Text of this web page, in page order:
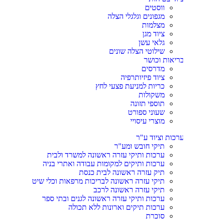
מגפונים וגלגלי הצלה
גלאי עשן
שילוטי הצלה שונים
וכושר
ציוד פיזיותרפיה
כריות למניעת פצעי לחץ
משקולות
תוספי תזונה
שעוני ספורט
מוצרי עיסויי
וציוד ע"ר
תיקי חובש ומע"ר
ערכות ותיקי עזרה ראשונה למשרד ולבית
ערכות ותיקים למקומות עבודה ואתרי בניה
תיק עזרה ראשונה לבית כנסת
תיקי עזרה ראשונה לבריכות מרפאות וכלי שיט
תיקי עזרה ראשונה לרכב
ערכות ותיקי עזרה ראשונה לגנים ובתי ספר
ערכות תיקים וארונות ללא תכולה